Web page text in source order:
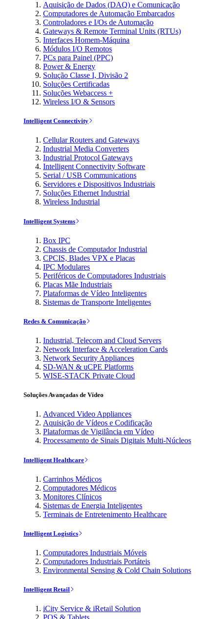
Aquisição de Dados (DAQ) e Comunicação
Computadores de Automação Embarcados
Controladores e I/Os de Automação
Gateways & Remote Terminal Units (RTUs)
Interfaces Homem-Máquina
Módulos I/O Remotos
PCs para Painel (PPC)
Power & Energy
Solução Classe I, Divisão 2
Soluções Certificadas
Soluções Webaccess +
Wireless I/O & Sensors
Intelligent Connectivity
Cellular Routers and Gateways
Industrial Media Converters
Industrial Protocol Gateways
Intelligent Connectivity Software
Serial / USB Communications
Servidores e Dispositivos Industriais
Soluções Ethernet Industrial
Wireless Industrial
Intelligent Systems
Box IPC
Chassis de Computador Industrial
CPCIS, Blades VPX e Placas
IPC Modulares
Periféricos de Computadores Industriais
Placas Mãe Industriais
Plataformas de Vídeo Inteligentes
Sistemas de Transporte Inteligentes
Redes & Comunicação
Industrial, Telecom and Cloud Servers
Network Interface & Acceleration Cards
Network Security Appliances
SD-WAN & uCPE Platforms
WISE-STACK Private Cloud
Soluções Avançadas de Vídeo
Advanced Video Appliances
Aquisição de Vídeos e Codificação
Plataformas de Vigilância em Vídeo
Processamento de Sinais Digitais Multi-Núcleos
Intelligent Healthcare
Carrinhos Médicos
Computadores Médicos
Monitores Clínicos
Sistemas de Energia Inteligentes
Terminais de Entretenimento Healthcare
Intelligent Logistics
Computadores Industriais Móveis
Computadores Industriais Portáteis
Environmental Sensing & Cold Chain Solutions
Intelligent Retail
iCity Service & iRetail Solution